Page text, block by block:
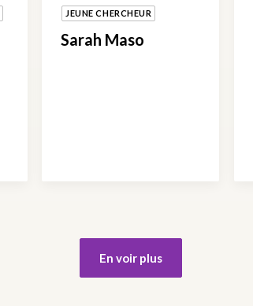
JEUNE CHERCHEUR
Sarah Maso
En voir plus